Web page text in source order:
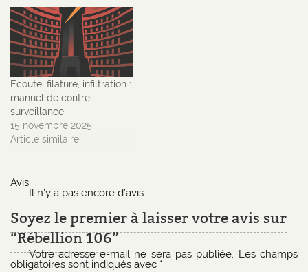
Ecoute, filature, infiltration :
manuel de contre-
surveillance
15 novembre 2025
Article similaire
Avis
Il n’y a pas encore d’avis.
Soyez le premier à laisser votre avis sur
“Rébellion 106”
Votre adresse e-mail ne sera pas publiée. Les champs
obligatoires sont indiqués avec *